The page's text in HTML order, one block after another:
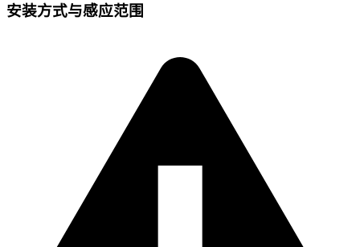
安装方式与感应范围